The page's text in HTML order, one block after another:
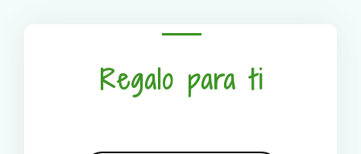
Regalo para ti